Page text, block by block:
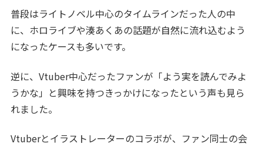
普段はライトノベル中心のタイムラインだった人の中
に、ホロライブや湊あくあの話題が自然に流れ込むよう
になったケースも多いです。
逆に、Vtuber中心だったファンが「よう実を読んでみよ
うかな」と興味を持つきっかけになったという声も見ら
れました。
Vtuberとイラストレーターのコラボが、ファン同士の会